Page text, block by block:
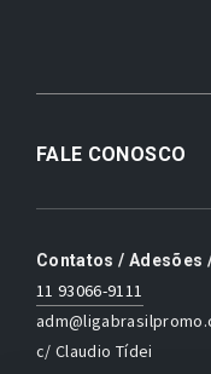
FALE CONOSCO
Contatos / Adesões
11 93066-9111
c/ Claudio Tídei